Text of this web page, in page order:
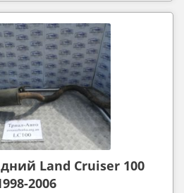
Land Cruiser 100
2006